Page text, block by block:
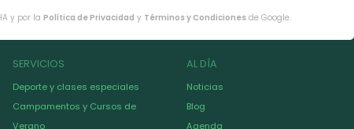
y por la Política de Privacidad y Términos y Condiciones de Google.
SERVICIOS
Deporte y clases especiales
Campamentos y Cursos de
Verano
AL DÍA
Noticias
Blog
Agenda